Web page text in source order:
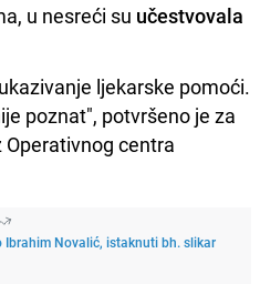
u nesreći su učestvovala
ljekarske pomoći.
poznat", potvršeno je za
centra
Ibrahim Novalić, istaknuti bh. slikar